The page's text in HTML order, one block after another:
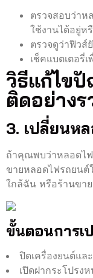
ตรวจสอบว่าห
ใช้งานได้อยู่ห
ตรวจดูว่าฟิวส์
เช็คแบตเตอรี่
วิธีแก้ไข
ติดอย่างร
3. เปลี่ยนห
ถ้าคุณพบว่าหลอดไ
ขายหลอดไฟรถยนต์
ใกล้ฉัน หรือร้านขา
ขั้นตอนการเ
ปิดเครื่องยนต์แล
เปิดฝากระโปรง